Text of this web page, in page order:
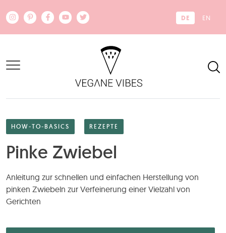
DE EN
HOW-TO-BASICS REZEPTE
Pinke Zwiebel
Anleitung zur schnellen und einfachen Herstellung von
pinken Zwiebeln zur Verfeinerung einer Vielzahl von
Gerichten